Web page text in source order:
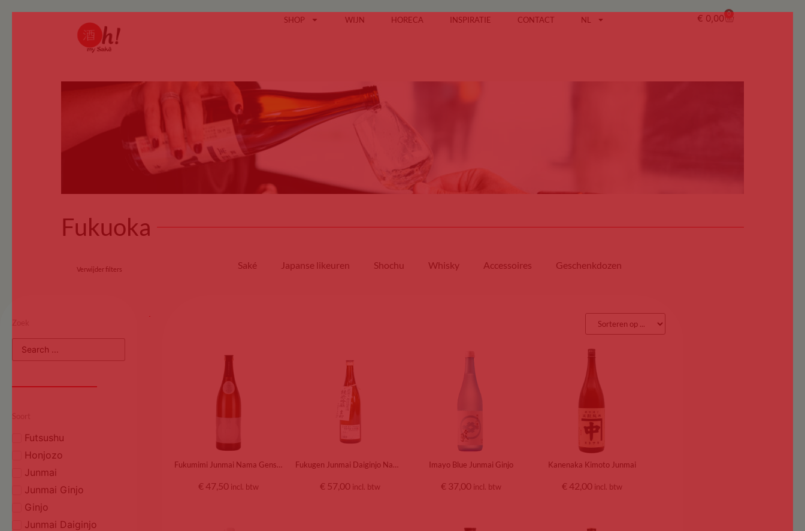
SHOP WIJN HORECA INSPIRATIE CONTACT NL € 0,00 0
Fukuoka
Verwijder filters Saké Japanse likeuren Shochu Whisky Accessoires Geschenkdozen
Futsushu
Honjozo
Junmai
Junmai Ginjo
Ginjo
Junmai Daiginjo
Fukumimi Junmai Nama Genshu
€ 47,50 incl. btw
Fukugen Junmai Daiginjo Nama Genshu Muroka
€57,00 incl. btw
Imayo Blue Junmai Ginjo
€37,00 incl. btw
Kanenaka Kimoto Junmai
€42,00 incl. btw